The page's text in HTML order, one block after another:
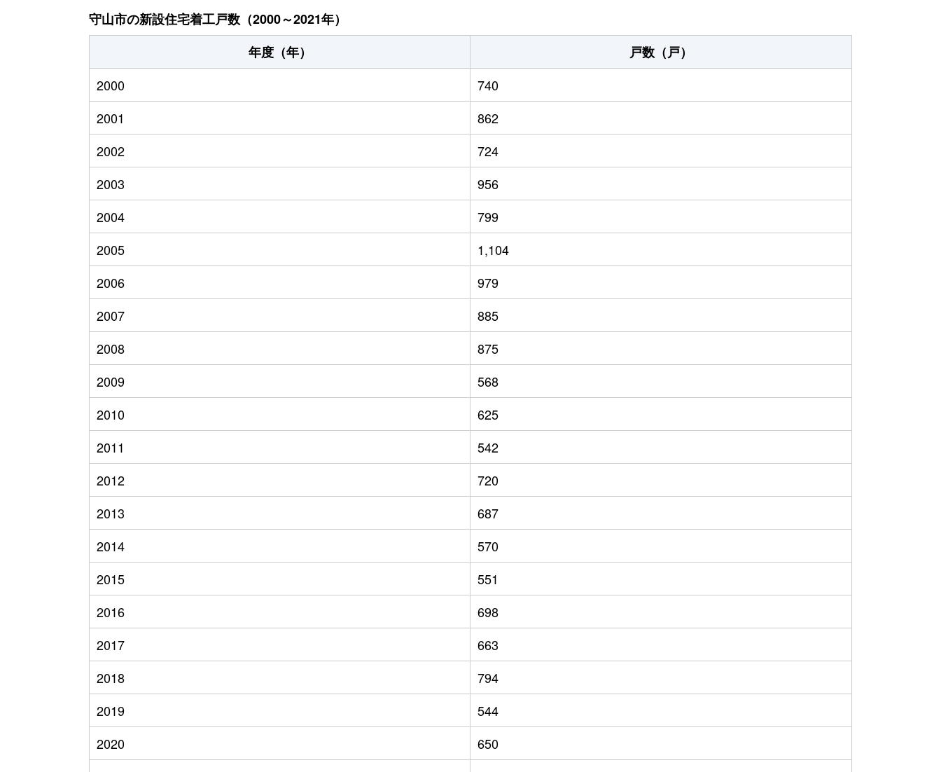
守山市の新設住宅着工戸数（2000～2021年）
年度（年）
戸数（戸）
2000
740
2001
862
2002
724
2003
956
2004
799
2005
1,104
2006
979
2007
885
2008
875
2009
568
2010
625
2011
542
2012
720
2013
687
2014
570
2015
551
2016
698
2017
663
2018
794
2019
544
2020
650